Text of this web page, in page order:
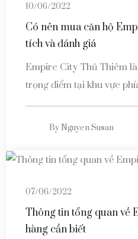
10/06/2022
Có nên mua căn hộ
tích và đánh giá
Empire City Thủ Thiêm
trọng điểm tại khu vực
ByNguyen Susan
07/06/2022
Thông tin tổng quan về
hàng cần biết